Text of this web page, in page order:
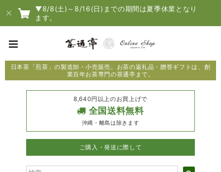
▼8/8(土)～8/16(日)までの期間は夏季休業となり
ます。
日本茶「煎茶」の製造卸・小売販売。お茶の返礼品・贈答ギフトは、創
業百年お茶専門の茶通亭まで。
8,640円以上のお買上げで
全国送料無料
沖縄・離島は除きます
ご購入・発送に際して